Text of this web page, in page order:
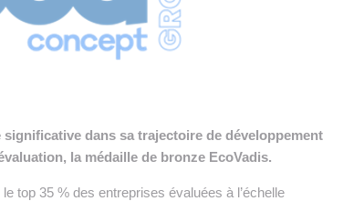
LOGISTIQUE
dans sa trajectoire de développement
la médaille de bronze EcoVadis.
top 35 % des entreprises évaluées à l’échelle